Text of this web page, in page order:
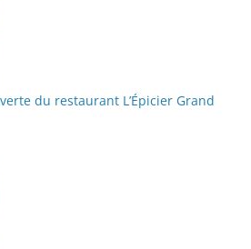
du restaurant L’Épicier Grand